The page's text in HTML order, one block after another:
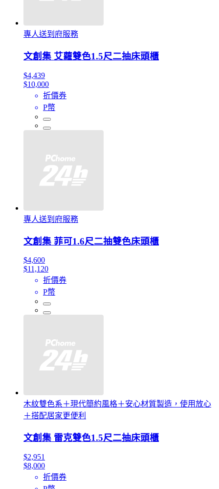
專人送到府服務
文創集 艾蘿雙色1.5尺二抽床頭櫃
$4,439
$10,000
折價券
P幣
專人送到府服務
文創集 菲可1.6尺二抽雙色床頭櫃
$4,600
$11,120
折價券
P幣
木紋雙色系＋現代簡約風格＋安心材質製造，使用放心
＋搭配居家更便利
文創集 雷克雙色1.5尺二抽床頭櫃
$2,951
$8,000
折價券